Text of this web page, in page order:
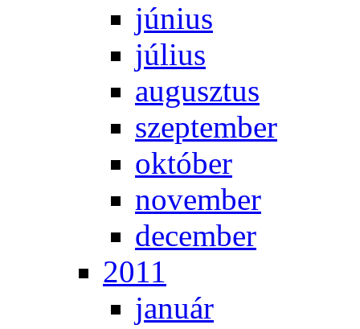
jú­ni­us
jú­li­us
au­gusz­tus
szep­tem­ber
ok­tó­ber
no­vem­ber
de­cem­ber
2011
ja­nu­ár